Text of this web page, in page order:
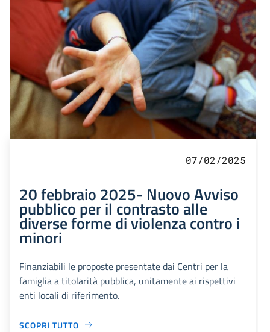
07/02/2025
20 febbraio 2025- Nuovo Avviso
pubblico per il contrasto alle
diverse forme di violenza contro i
minori
Finanziabili le proposte presentate dai Centri per la
famiglia a titolarità pubblica, unitamente ai rispettivi
enti locali di riferimento.
SCOPRI TUTTO